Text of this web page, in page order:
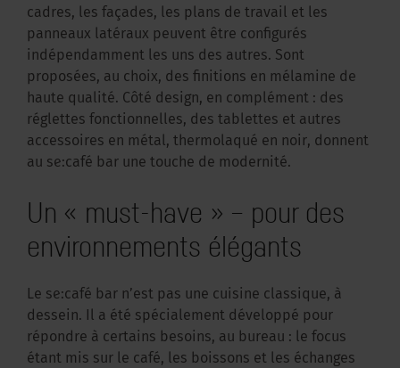
cadres, les façades, les plans de travail et les
panneaux latéraux peuvent être configurés
indépendamment les uns des autres. Sont
proposées, au choix, des finitions en mélamine de
haute qualité. Côté design, en complément : des
réglettes fonctionnelles, des tablettes et autres
accessoires en métal, thermolaqué en noir, donnent
au se:café bar une touche de modernité.
Un « must-have » – pour des
environnements élégants
Le se:café bar n’est pas une cuisine classique, à
dessein. Il a été spécialement développé pour
répondre à certains besoins, au bureau : le focus
étant mis sur le café, les boissons et les échanges